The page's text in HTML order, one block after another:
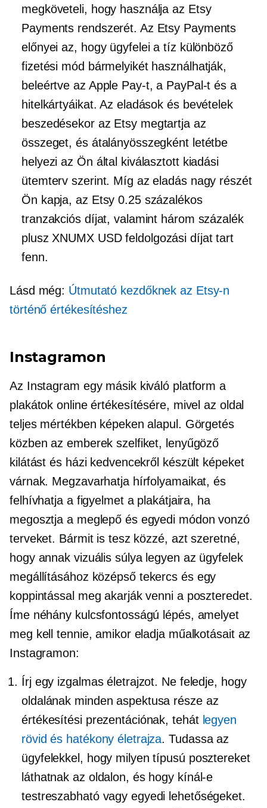
megköveteli, hogy használja az Etsy
Payments rendszerét. Az Etsy Payments
előnyei az, hogy ügyfelei a tíz különböző
fizetési mód bármelyikét használhatják,
beleértve az Apple Pay-t, a PayPal-t és a
hitelkártyáikat. Az eladások és bevételek
beszedésekor az Etsy megtartja az
összeget, és átalányösszegként letétbe
helyezi az Ön által kiválasztott kiadási
ütemterv szerint. Míg az eladás nagy részét
Ön kapja, az Etsy 0.25 százalékos
tranzakciós díjat, valamint három százalék
plusz XNUMX USD feldolgozási díjat tart
fenn.
Lásd még: Útmutató kezdőknek az Etsy-n
történő értékesítéshez
Instagramon
Az Instagram egy másik kiváló platform a
plakátok online értékesítésére, mivel az oldal
teljes mértékben képeken alapul. Görgetés
közben az emberek szelfiket, lenyűgöző
kilátást és házi kedvencekről készült képeket
várnak. Megzavarhatja hírfolyamaikat, és
felhívhatja a figyelmet a plakátjaira, ha
megosztja a meglepő és egyedi módon vonzó
terveket. Bármit is tesz közzé, azt szeretné,
hogy annak vizuális súlya legyen az ügyfelek
megállításához középső tekercs és egy
koppintással meg akarják venni a poszteredet.
Íme néhány kulcsfontosságú lépés, amelyet
meg kell tennie, amikor eladja műalkotásait az
Instagramon:
Írj egy izgalmas életrajzot. Ne feledje, hogy
oldalának minden aspektusa része az
értékesítési prezentációnak, tehát legyen
rövid és hatékony életrajza. Tudassa az
ügyfelekkel, hogy milyen típusú posztereket
láthatnak az oldalon, és hogy kínál-e
testreszabható vagy egyedi lehetőségeket.